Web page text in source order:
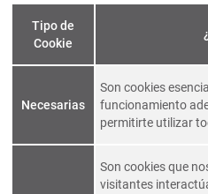
Tipo de
Cookie
Necesarias
Son cookies
funcionamiento
permitirte utilizar
Son cookies que
visitantes